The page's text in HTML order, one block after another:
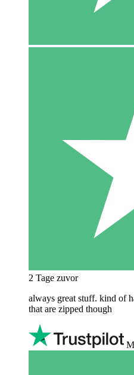
2 Tage zuvor
always great stuff. kind of
that are zipped though